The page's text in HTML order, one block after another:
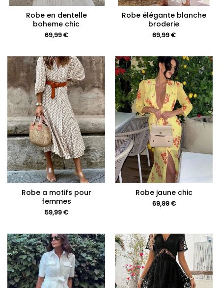
Robe en dentelle
boheme chic
69,99€
Robe élégante blanche
broderie
69,99€
Robe a motifs pour
femmes
59,99€
Robe jaune chic
69,99€